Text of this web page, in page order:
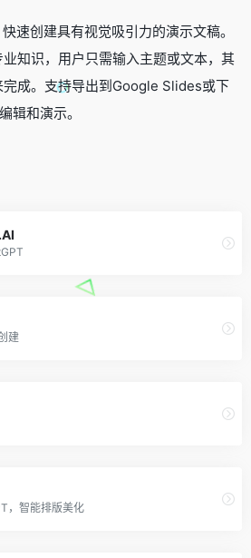
速创建具有视觉吸引力的演示文稿。
知识，用户只需输入主题或文本，其
成。支持导出到Google Slides或下
辑和演示。
建
，智能排版美化